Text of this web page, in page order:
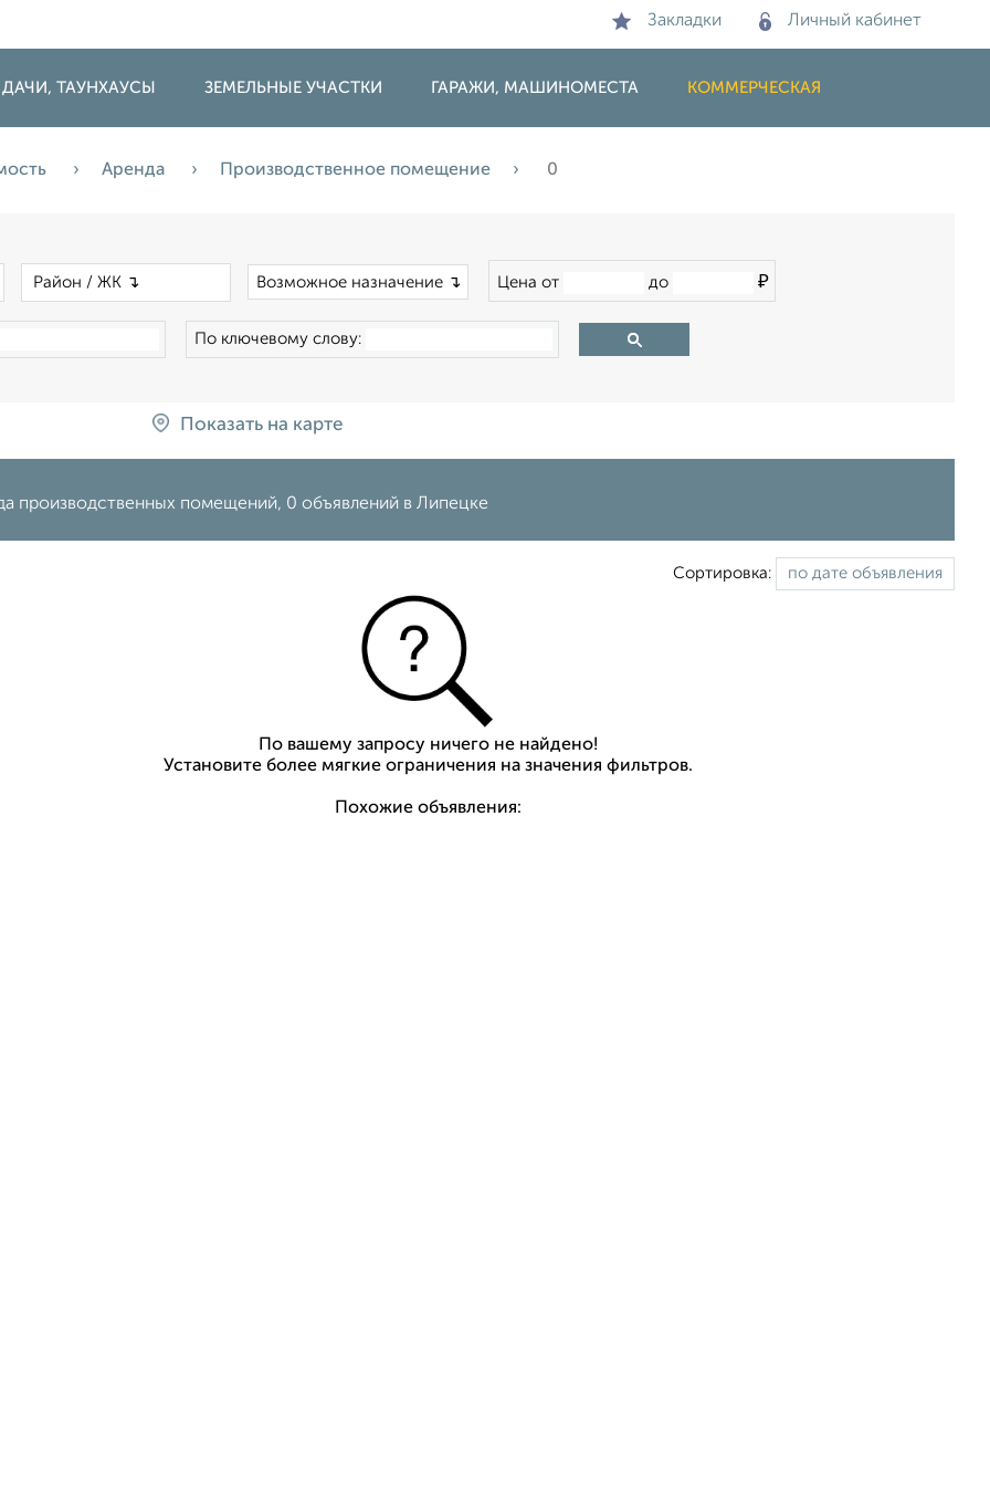
Закладки Личный кабинет
ТАУНХАУСЫ ЗЕМЕЛЬНЫЕ УЧАСТКИ ГАРАЖИ, МАШИНОМЕСТА КОММЕРЧЕСКАЯ
Аренда Производственное помещение 0
Возможное назначение ↴ Цена от до ₽
По ключевому слову:
Показать на карте
производственных помещений, 0 объявлений в Липецке
Сортировка:
По вашему запросу ничего не найдено!
Установите более мягкие ограничения на значения фильтров.
Похожие объявления: